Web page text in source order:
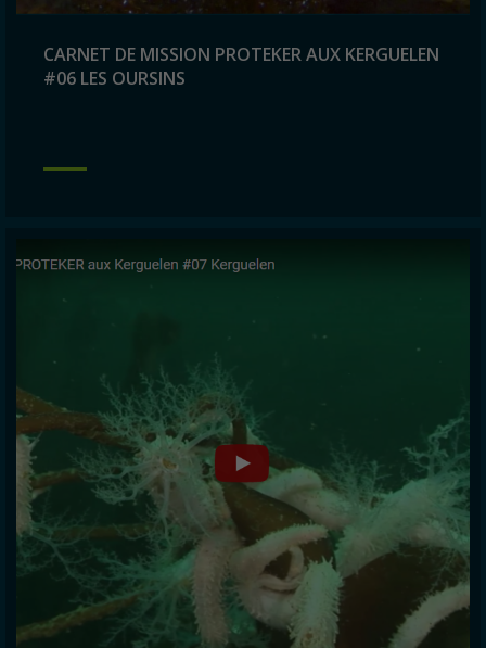
CARNET DE MISSION PROTEKER AUX KERGUELEN
#06 LES OURSINS